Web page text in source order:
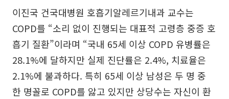
이진국 건국대병원 호흡기알레르기내과 교수는
COPD를 “소리 없이 진행되는 대표적 고령층 중증 호
흡기 질환”이라며 “국내 65세 이상 COPD 유병률은
28.1%에 달하지만 실제 진단률은 2.4%, 치료율은
2.1%에 불과하다. 특히 65세 이상 남성은 두 명 중
한 명꼴로 COPD를 앓고 있지만 상당수는 자신이 환